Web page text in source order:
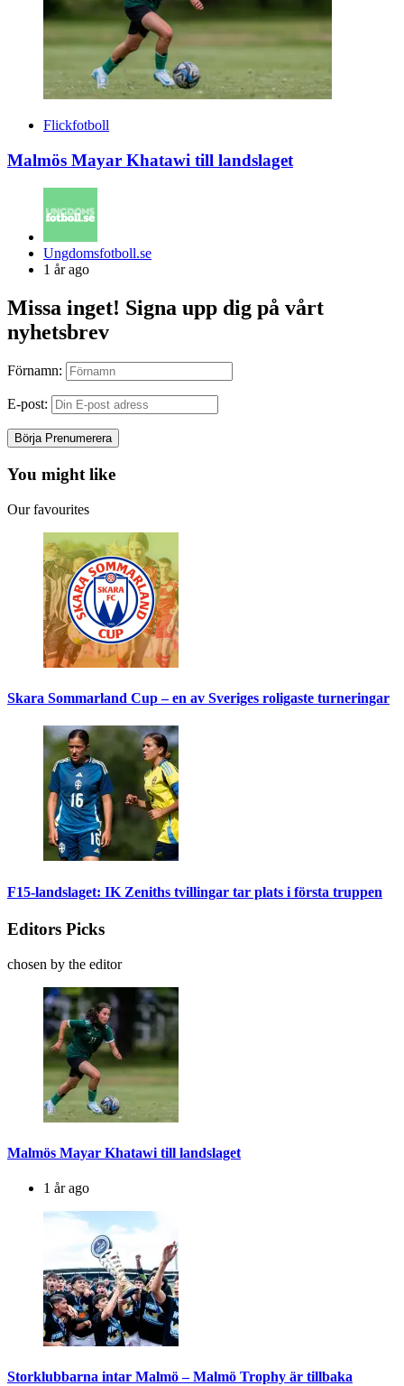
Flickfotboll
Malmös Mayar Khatawi till landslaget
Posted
by
Ungdomsfotboll.se
1 år ago
Missa inget! Signa upp dig på vårt
nyhetsbrev
Förnamn:
E-post:
You might like
Our favourites
Skara Sommarland Cup – en av Sveriges roligaste turneringar
F15-landslaget: IK Zeniths tvillingar tar plats i första truppen
Editors Picks
chosen by the editor
Malmös Mayar Khatawi till landslaget
1 år ago
Storklubbarna intar Malmö – Malmö Trophy är tillbaka